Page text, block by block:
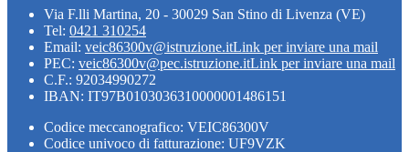
Via F.lli Martina, 20 - 30029 San Stino di Livenza (VE)
Tel: 0421 310254
Email: veic86300v@istruzione.itLink per inviare una mail
PEC: veic86300v@pec.istruzione.itLink per inviare una mail
C.F.: 92034990272
IBAN: IT97B0103036310000001486151
Codice meccanografico: VEIC86300V
Codice univoco di fatturazione: UF9VZK